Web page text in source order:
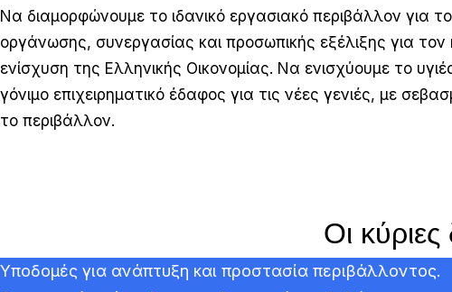
Να διαμορφώνουμε το ιδανικό εργασιακό περιβάλλον για
οργάνωσης, συνεργασίας και προσωπικής εξέλιξης για
ενίσχυση της Ελληνικής Οικονομίας. Να ενισχύουμε το
γόνιμο επιχειρηματικό έδαφος για τις νέες γενιές, με
το περιβάλλον.
Οι κύριες
Υποδομές για ανάπτυξη και προστασία περιβάλλοντος.